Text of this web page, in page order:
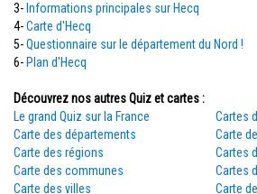
3- Informations principales sur Hecq
4-Carte d'Hecq
5-Questionnaire sur le département du Nord !
6- Plan d'Hecq
Découvrez nos autres Quiz et cartes :
Le grand Quiz sur la France
Carte des départements
Carte des régions
Carte des communes
Carte des villes
Cartes
Carte
Cartes
Cartes
Carte